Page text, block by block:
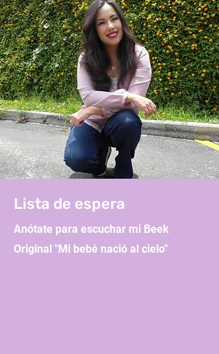
Lista de espera
Anótate para escuchar mi Beek
Original "Mi bebé nació al cielo"